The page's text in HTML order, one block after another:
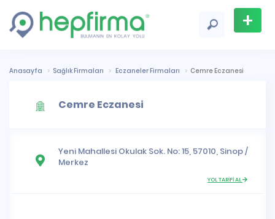
+
Ekle
Anasayfa Sağlık Firmaları Eczaneler Firmaları Cemre Eczanesi
Cemre Eczanesi
Yeni Mahallesi Okulak Sok. No: 15, 57010, Sinop/
Merkez
YOL TARİFİ AL